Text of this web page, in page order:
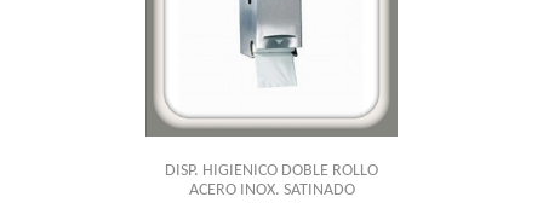
DISP. HIGIENICO DOBLE ROLLO
ACERO INOX. SATINADO